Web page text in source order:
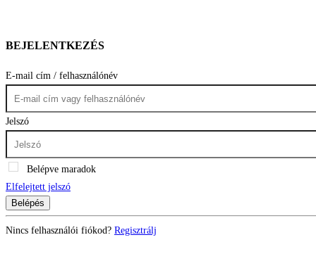
BEJELENTKEZÉS
E-mail cím / felhasználónév
Jelszó
Belépve maradok
Elfelejtett jelszó
Belépés
Nincs felhasználói fiókod? Regisztrálj